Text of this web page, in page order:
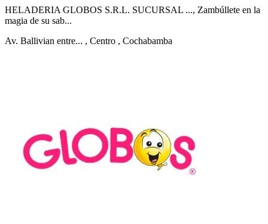
HELADERIA GLOBOS S.R.L. SUCURSAL ..., Zambúllete en la
magia de su sab...
Av. Ballivian entre... , Centro , Cochabamba